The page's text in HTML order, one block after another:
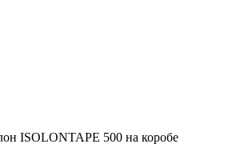
ISOLONTAPE 500 на коробе